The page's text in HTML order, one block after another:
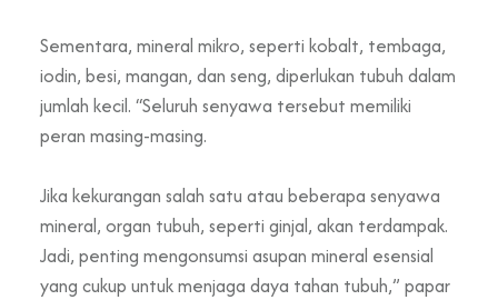
Sementara, mineral mikro, seperti kobalt, tembaga,
iodin, besi, mangan, dan seng, diperlukan tubuh dalam
jumlah kecil. “Seluruh senyawa tersebut memiliki
peran masing-masing.
Jika kekurangan salah satu atau beberapa senyawa
mineral, organ tubuh, seperti ginjal, akan terdampak.
Jadi, penting mengonsumsi asupan mineral esensial
yang cukup untuk menjaga daya tahan tubuh,” papar